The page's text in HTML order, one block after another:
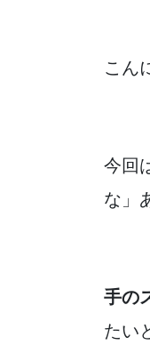
こん
今回
な」
手の
たい